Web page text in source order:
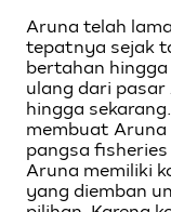
Aruna telah
tepatnya sejak
bertahan
ulang dari
hingga
membuat
pangsa
Aruna memiliki
yang diemban